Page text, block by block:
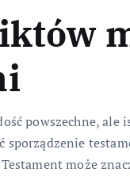
powszechne, ale
sporządzenie
może